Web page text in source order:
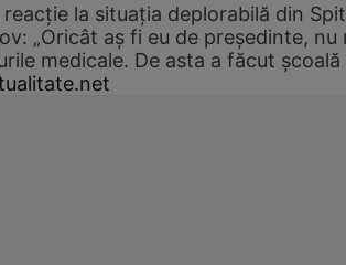
reacție la situația deplorabilă din
„Oricât aș fi eu de președinte, nu
medicale. De asta a făcut școală